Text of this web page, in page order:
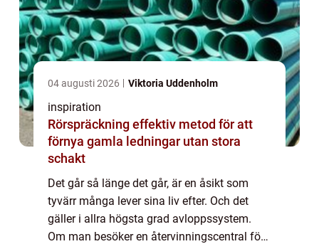
04 augusti 2026 Viktoria Uddenholm
inspiration
Rörspräckning effektiv metod för att
förnya gamla ledningar utan stora
schakt
Det går så länge det går, är en åsikt som
tyvärr många lever sina liv efter. Och det
gäller i allra högsta grad avloppssystem.
Om man besöker en återvinningscentral för